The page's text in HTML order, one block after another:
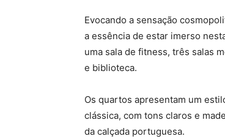
Evocando a sensação
a essência de estar imerso
uma sala de fitness, três salas
e biblioteca.
Os quartos apresentam um
clássica, com tons claros e
da calçada portuguesa.